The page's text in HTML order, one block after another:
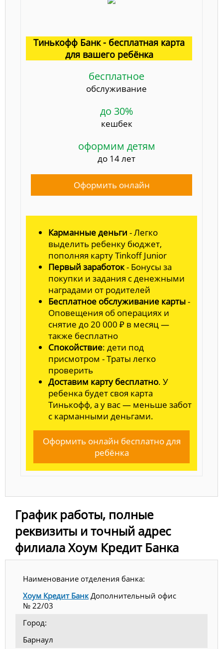
Тинькофф Банк - бесплатная карта
для вашего ребёнка
бесплатное
обслуживание
до 30%
кешбек
оформим детям
до 14 лет
Оформить онлайн
Карманные деньги - Легко
выделить ребенку бюджет,
пополняя карту Tinkoff Junior
Первый заработок- Бонусы за
покупки и задания с денежными
наградами от родителей
Бесплатное обслуживание карты-
Оповещения об операциях и
снятие до 20 000 ₽ в месяц —
также бесплатно
Спокойствие: дети под
присмотром - Траты легко
проверить
Доставим карту бесплатно. У
ребенка будет своя карта
Тинькофф, а у вас — меньше забот
с карманными деньгами.
Оформить онлайн бесплатно для
ребёнка
График работы, полные
реквизиты и точный адрес
филиала Хоум Кредит Банка
Наименование отделения банка:
Хоум Кредит БанкДополнительный офис
№ 22/03
Город:
Барнаул